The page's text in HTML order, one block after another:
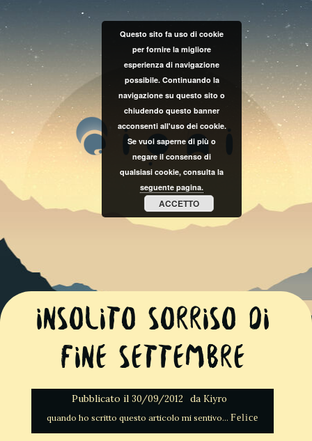
Insolito sorriso di
fine Settembre
Pubblicato il 30/09/2012 da Kiyro
Felice
Questo sito fa uso di cookie
per fornire la migliore
esperienza di navigazione
possibile. Continuando la
navigazione su questo sito o
chiudendo questo banner
acconsenti all'uso dei cookie.
Se vuoi saperne di più o
negare il consenso di
qualsiasi cookie, consulta la
seguente pagina.
ACCETTO